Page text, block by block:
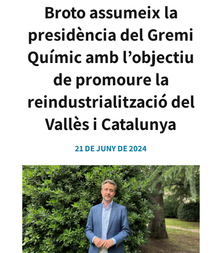
Broto assumeix la
presidència del Gremi
Químic amb l’objectiu
de promoure la
reindustrialització del
Vallès i Catalunya
21 DE JUNY DE 2024